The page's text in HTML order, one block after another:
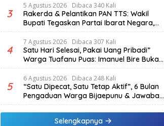
3
5 Agustus 2026 Dibaca 340 Kali
Rakerda & Pelantikan PAN TTS: Wakil
Bupati Tegaskan Partai Ibarat Negara,
SPK Buka Kabar Sawah 3.000 Hektar &
Larangan Politik Uang
4
7 Agustus 2026 Dibaca 307 Kali
Satu Hari Selesai, Pakai Uang Pribadi”
Warga Tuafanu Puas: Imanuel Bire Bukan
Menunggu, Tapi Langsung Bekerja
5
6 Agustus 2026 Dibaca 248 Kali
“Satu Dipecat, Satu Tetap Aktif”, 6 Bulan
Pengaduan Warga Bijaepunu & Jawaban
Asisten I TTS: Pelan-pelan, Tapi Pasti.
Selengkapnya